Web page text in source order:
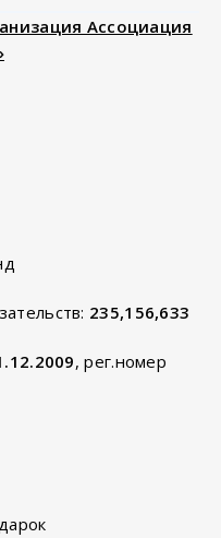
Ассоциация
235,156,633
, рег.номер